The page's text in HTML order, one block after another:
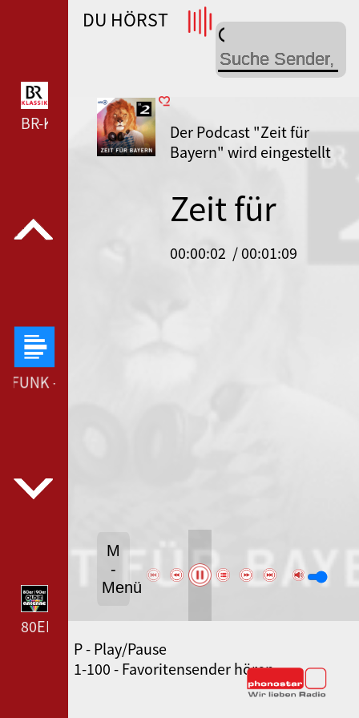
--- DEUTSCHLANDFUNK ---
80ER 90ER OLDIE ANTENNE --- 80ER 90ER OLDIE
SWR3 --- SWR3 ---
WDR 4 --- WDR 4 ---
BR-KLASSIK --- BR-KLASSIK ---
DU HÖRST
Der Podcast "Zeit für
Bayern" wird eingestellt
Zeit für
Bayern
00:00:02 / 00:01:09
M
-
Menü
P - Play/Pause
1-100 - Favoritensender hören